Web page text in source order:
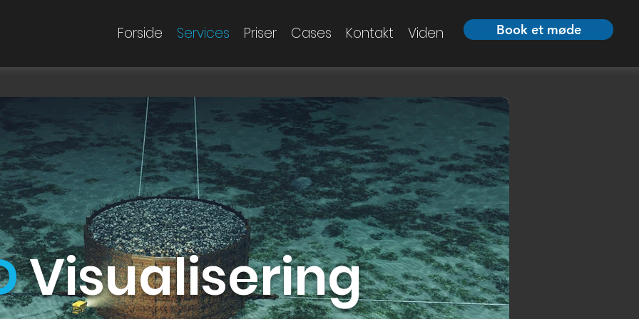
Forside Services Priser Cases Kontakt Viden Book et møde
Visualisering